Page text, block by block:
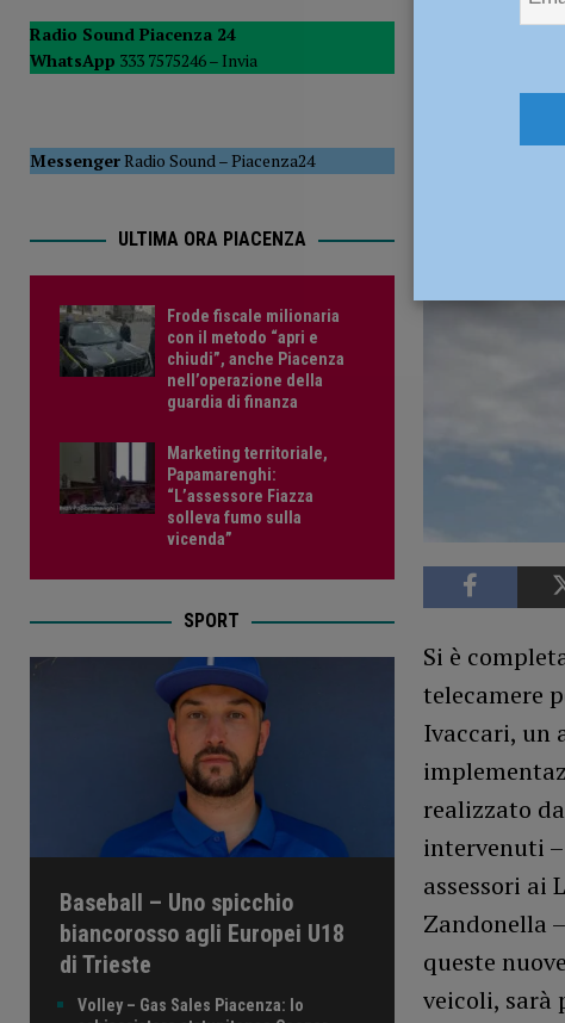
[ 14 Luglio 2026 ] Fuga spericolata ai 120 km/h all’ora tra le
spacciatore arrestato
Si è
telecamere
Ivaccari, un
realizzato
intervenuti
assessori ai
Zandonella
queste
veicoli, sarà
Radio Sound Piacenza 24
WhatsApp 333 7575246 – Invia
MessengerRadio Sound–Piacenza24
ULTIMA ORA PIACENZA
Frode fiscale milionaria
con il metodo “apri e
chiudi”, anche Piacenza
nell’operazione della
guardia di finanza
Marketing territoriale,
Papamarenghi:
“L’assessore Fiazza
solleva fumo sulla
vicenda”
SPORT
Baseball – Uno spicchio
biancorosso agli Europei U18
di Trieste
Volley – Gas Sales Piacenza: lo